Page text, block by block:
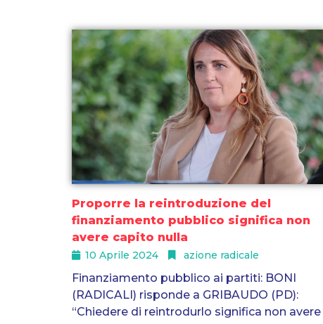
Proporre la reintroduzione del
finanziamento pubblico significa non
avere capito nulla
10 Aprile 2024 azione radicale
Finanziamento pubblico ai partiti: BONI
(RADICALI) risponde a GRIBAUDO (PD):
“Chiedere di reintrodurlo significa non avere